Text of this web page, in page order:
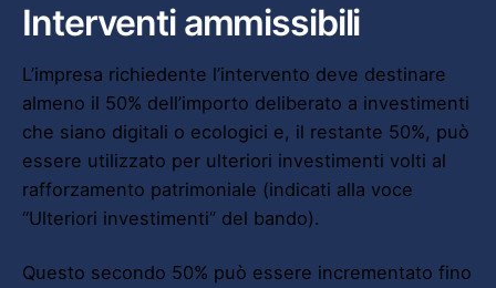
Interventi ammissibili
L’impresa richiedente l’intervento deve destinare
almeno il 50% dell’importo deliberato a investimenti
che siano digitali o ecologici e, il restante 50%, può
essere utilizzato per ulteriori investimenti volti al
rafforzamento patrimoniale (indicati alla voce
“Ulteriori investimenti” del bando).
Questo secondo 50% può essere incrementato fino